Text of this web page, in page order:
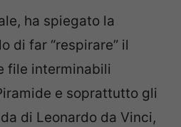
ha spiegato la
di far “respirare” il
file interminabili
e soprattutto gli
di Leonardo da Vinci,